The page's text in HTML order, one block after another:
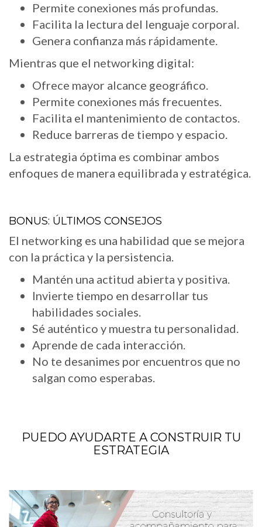
Permite conexiones más profundas.
Facilita la lectura del lenguaje corporal.
Genera confianza más rápidamente.
Mientras que el networking digital:
Ofrece mayor alcance geográfico.
Permite conexiones más frecuentes.
Facilita el mantenimiento de contactos.
Reduce barreras de tiempo y espacio.
La estrategia óptima es combinar ambos
enfoques de manera equilibrada y estratégica.
BONUS: ÚLTIMOS CONSEJOS
El networking es una habilidad que se mejora
con la práctica y la persistencia.
Mantén una actitud abierta y positiva.
Invierte tiempo en desarrollar tus
habilidades sociales.
Sé auténtico y muestra tu personalidad.
Aprende de cada interacción.
No te desanimes por encuentros que no
salgan como esperabas.
PUEDO AYUDARTE A CONSTRUIR TU
ESTRATEGIA